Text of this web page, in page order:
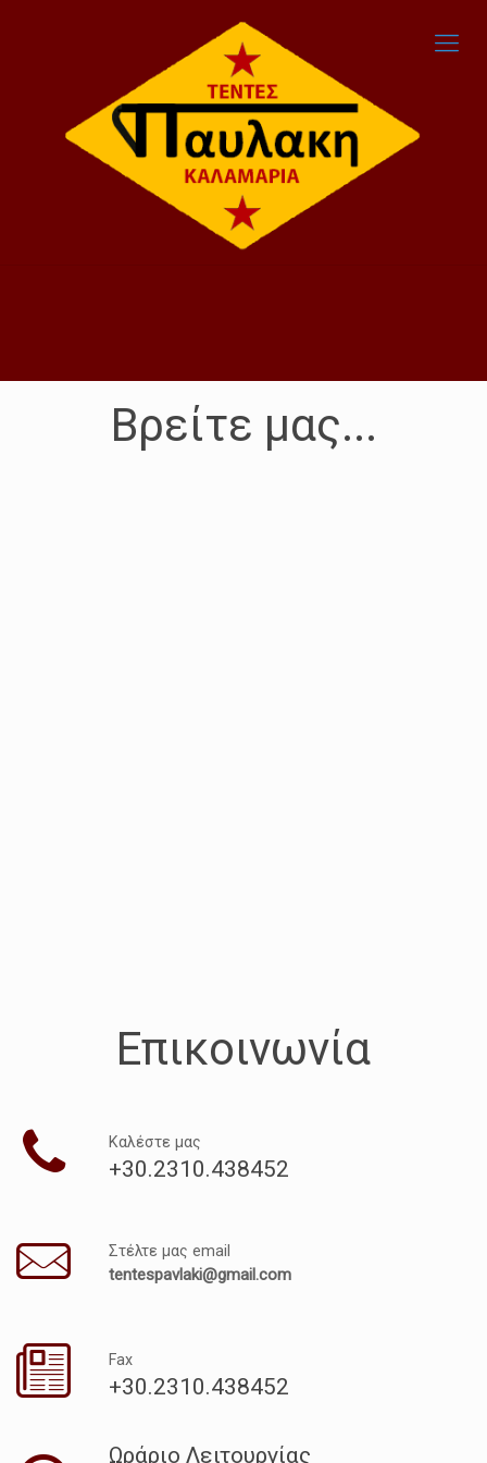
Βρείτε μας...
Επικοινωνία
Καλέστε μας
+30.2310.438452
Στέλτε μας email
tentespavlaki@gmail.com
Fax
+30.2310.438452
Ωράριο Λειτουργίας